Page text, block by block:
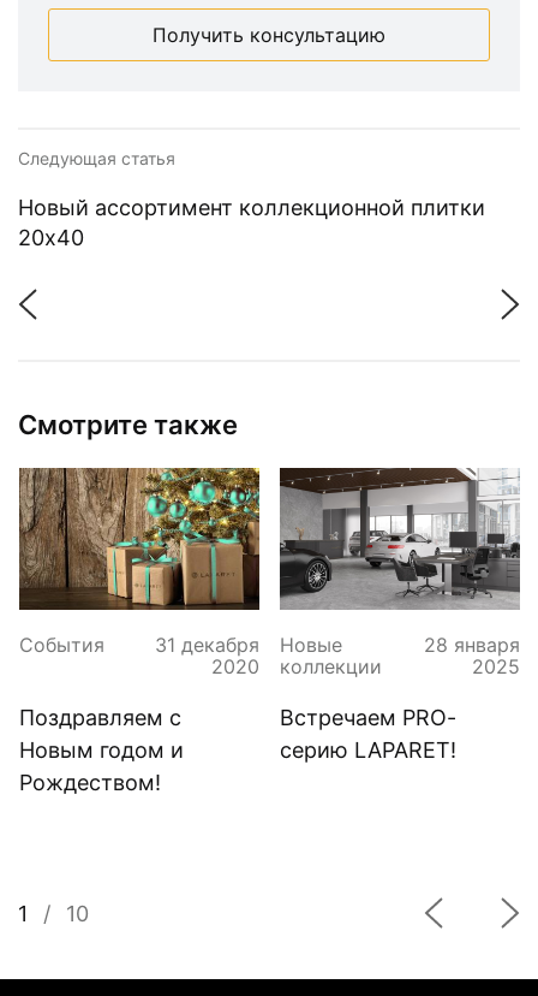
Получить консультацию
Следующая статья
Новый ассортимент коллекционной плитки
20x40
Смотрите также
События
31 декабря
2020
Поздравляем с
Новым годом и
Рождеством!
Новые
коллекции
28 января
2025
Встречаем PRO-
серию LAPARET!
1 / 10